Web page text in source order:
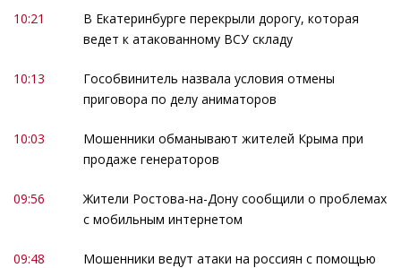
10:21
В Екатеринбурге перекрыли дорогу, которая
ведет к атакованному ВСУ складу
10:13
Гособвинитель назвала условия отмены
приговора по делу аниматоров
10:03
Мошенники обманывают жителей Крыма при
продаже генераторов
09:56
Жители Ростова-на-Дону сообщили о проблемах
с мобильным интернетом
09:48
Мошенники ведут атаки на россиян с помощью